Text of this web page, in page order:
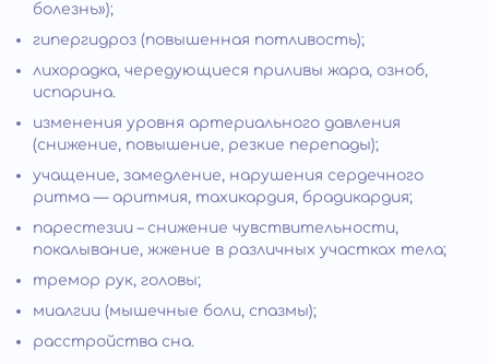
болезнь»);
гипергидроз (повышенная потливость);
лихорадка, чередующиеся приливы жара, озноб,
испарина.
изменения уровня артериального давления
(снижение, повышение, резкие перепады);
учащение, замедление, нарушения сердечного
ритма — аритмия, тахикардия, брадикардия;
парестезии – снижение чувствительности,
покалывание, жжение в различных участках тела;
тремор рук, головы;
миалгии (мышечные боли, спазмы);
расстройства сна.